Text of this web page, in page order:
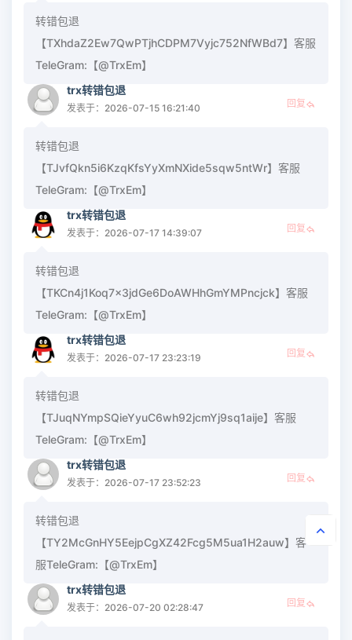
转错包退
【TXhdaZ2Ew7QwPTjhCDPM7Vyjc752NfWBd7】客服
TeleGram:【@TrxEm】
trx转错包退
发表于：2026-07-15 16:21:40 回复
转错包退
【TJvfQkn5i6KzqKfsYyXmNXide5sqw5ntWr】客服
TeleGram:【@TrxEm】
trx转错包退
发表于：2026-07-17 14:39:07 回复
转错包退
【TKCn4j1Koq7x3jdGe6DoAWHhGmYMPncjck】客服
TeleGram:【@TrxEm】
trx转错包退
发表于：2026-07-17 23:23:19 回复
转错包退
【TJuqNYmpSQieYyuC6wh92jcmYj9sq1aije】客服
TeleGram:【@TrxEm】
trx转错包退
发表于：2026-07-17 23:52:23 回复
转错包退
【TY2McGnHY5EejpCgXZ42Fcg5M5ua1H2auw】客
服TeleGram:【@TrxEm】
trx转错包退
发表于：2026-07-20 02:28:47 回复